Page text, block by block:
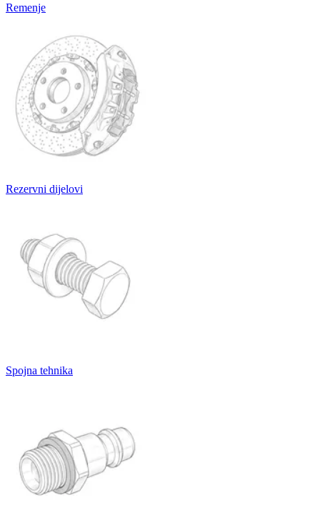
Remenje
Rezervni dijelovi
Spojna tehnika